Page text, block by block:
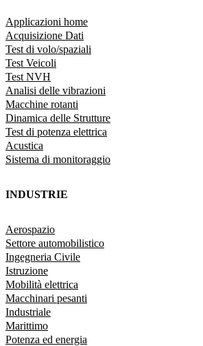
Applicazioni home
Acquisizione Dati
Test di volo/spaziali
Test Veicoli
Test NVH
Analisi delle vibrazioni
Macchine rotanti
Dinamica delle Strutture
Test di potenza elettrica
Acustica
Sistema di monitoraggio
INDUSTRIE
Aerospazio
Settore automobilistico
Ingegneria Civile
Istruzione
Mobilità elettrica
Macchinari pesanti
Industriale
Marittimo
Potenza ed energia